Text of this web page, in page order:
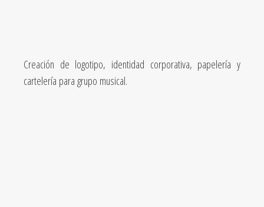
Creación de logotipo, identidad corporativa, papelería y
cartelería para grupo musical.